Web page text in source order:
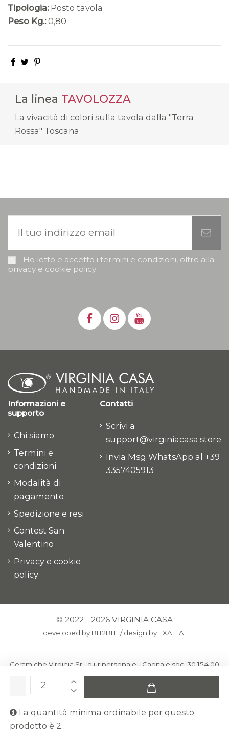
La quantità minima ordinabile per questo
prodotto è 2.
Tipologia: Posto tavola
Peso Kg.: 0,80
La linea TAVOLOZZA
La vivacità di colori sulla tavola dalla "Terra
Rossa" Toscana
Ho letto e accetto i termini e condizioni, oltre alla
privacy e cookie policy
Informazioni e
supporto
Chi siamo
Termini e
condizioni
Modalità di
pagamento
Spedizione e resi
Contest San
Valentino
Privacy e cookie
policy
Contatti
Scrivi a
support@virginiacasa.store
Invia Msg WhatsApp al +39
3357405913
© 2022 - 2026 VIRGINIA CASA
developed by BIT2BIT /design by EXALTA
Ceramiche Virginia Srl [pluripersonale - Capitale soc. 30.154,00
euro i.v.] - Via Virginio 378 – 50025 Montespertoli, loc. Anselmo
ceramichevirginia@pec.it